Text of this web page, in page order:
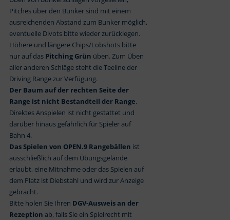
Pitches über den Bunker sind mit einem
ausreichenden Abstand zum Bunker möglich,
eventuelle Divots bitte wieder zurücklegen.
Höhere und längere Chips/Lobshots bitte
nur auf das Pitching Grün üben. Zum Üben
aller anderen Schläge steht die Teeline der
Driving Range zur Verfügung.
Der Baum auf der rechten Seite der
Range ist nicht Bestandteil der Range.
Direktes Anspielen ist nicht gestattet und
darüber hinaus gefährlich für Spieler auf
Bahn 4.
Das Spielen von OPEN.9 Rangebällen ist
ausschließlich auf dem Übungsgelände
erlaubt, eine Mitnahme oder das Spielen auf
dem Platz ist Diebstahl und wird zur Anzeige
gebracht.
Bitte holen Sie Ihren DGV-Ausweis an der
Rezeption ab, falls Sie ein Spielrecht mit